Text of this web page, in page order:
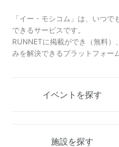
「イー・モシコム」は、いつ
できるサービスです。
RUNNETに掲載ができ（無料
みを解決できるプラットフォー
イベントを探す
施設を探す